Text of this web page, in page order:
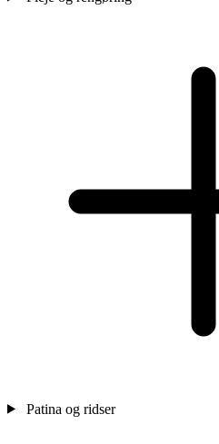
Patina og ridser